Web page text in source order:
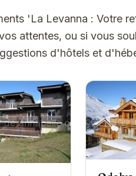
'La Levanna : Votre
attentes, ou si vous
d'hôtels et